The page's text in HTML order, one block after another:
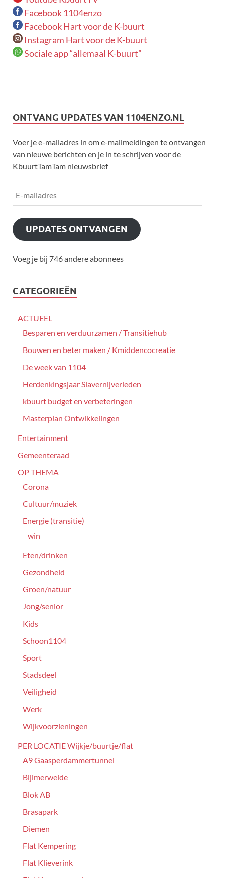
Facebook 1104enzo
Facebook Hart voor de K-buurt
Instagram Hart voor de K-buurt
Sociale app “allemaal K-buurt”
ONTVANG UPDATES VAN 1104ENZO.NL
Voer je e-mailadres in om e-mailmeldingen te ontvangen
van nieuwe berichten en je in te schrijven voor de
KbuurtTamTam nieuwsbrief
UPDATES ONTVANGEN
Voeg je bij 746 andere abonnees
CATEGORIEËN
ACTUEEL
Besparen en verduurzamen / Transitiehub
Bouwen en beter maken / Kmiddencocreatie
De week van 1104
Herdenkingsjaar Slavernijverleden
kbuurt budget en verbeteringen
Masterplan Ontwikkelingen
Entertainment
Gemeenteraad
OP THEMA
Corona
Cultuur/muziek
Energie (transitie)
win
Eten/drinken
Gezondheid
Groen/natuur
Jong/senior
Kids
Schoon1104
Sport
Stadsdeel
Veiligheid
Werk
Wijkvoorzieningen
PER LOCATIE Wijkje/buurtje/flat
A9 Gaasperdammertunnel
Bijlmerweide
Blok AB
Brasapark
Diemen
Flat Kempering
Flat Klieverink